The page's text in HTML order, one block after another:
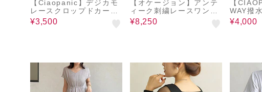
【Ciaopanic】デジカモ
レースクロップドカーゴ
パンツ
¥3,500
【オケージョン】アンテ
ィーク刺繍レースワンピ
ース
¥8,250
【
WAY撥
ートBAG
¥4,000